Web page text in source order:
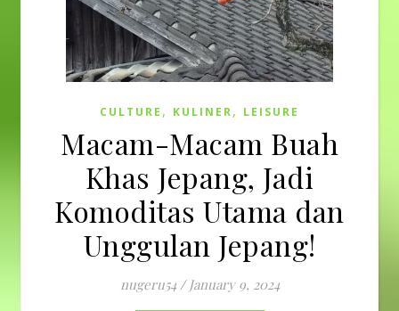
CULTURE , KULINER, LEISURE
Macam-Macam Buah
Khas Jepang, Jadi
Komoditas Utama dan
Unggulan Jepang!
nugeru54 / January 9, 2024